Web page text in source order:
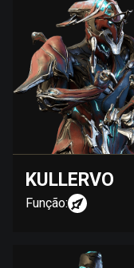
KULLERVO
Função: